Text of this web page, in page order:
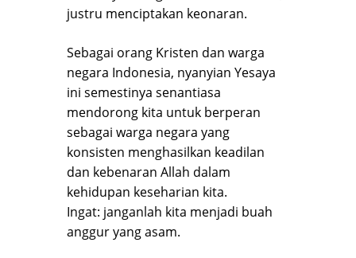
justru menciptakan keonaran.
Sebagai orang Kristen dan warga
negara Indonesia, nyanyian Yesaya
ini semestinya senantiasa
mendorong kita untuk berperan
sebagai warga negara yang
konsisten menghasilkan keadilan
dan kebenaran Allah dalam
kehidupan keseharian kita.
Ingat: janganlah kita menjadi buah
anggur yang asam.